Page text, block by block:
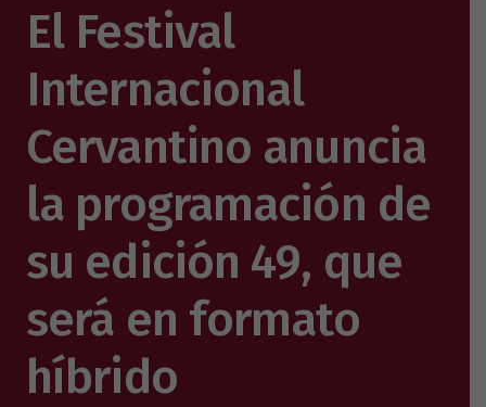
El Festival
Internacional
Cervantino anuncia
la programación de
su edición 49, que
será en formato
híbrido